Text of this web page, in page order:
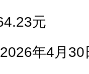
元
年4月30